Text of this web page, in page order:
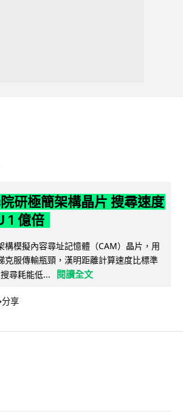
研極簡架構晶片 搜尋速度
1 億倍
構模擬內容尋址記憶體（CAM）晶片，用
克服傳輸瓶頸，漢明距離計算速度比標準
尋耗能低...
閱讀全文
分享